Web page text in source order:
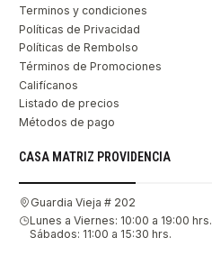
Terminos y condiciones
Políticas de Privacidad
Políticas de Rembolso
Términos de Promociones
Califícanos
Listado de precios
Métodos de pago
CASA MATRIZ PROVIDENCIA
Guardia Vieja # 202
Lunes a Viernes: 10:00 a 19:00 hrs.
Sábados: 11:00 a 15:30 hrs.